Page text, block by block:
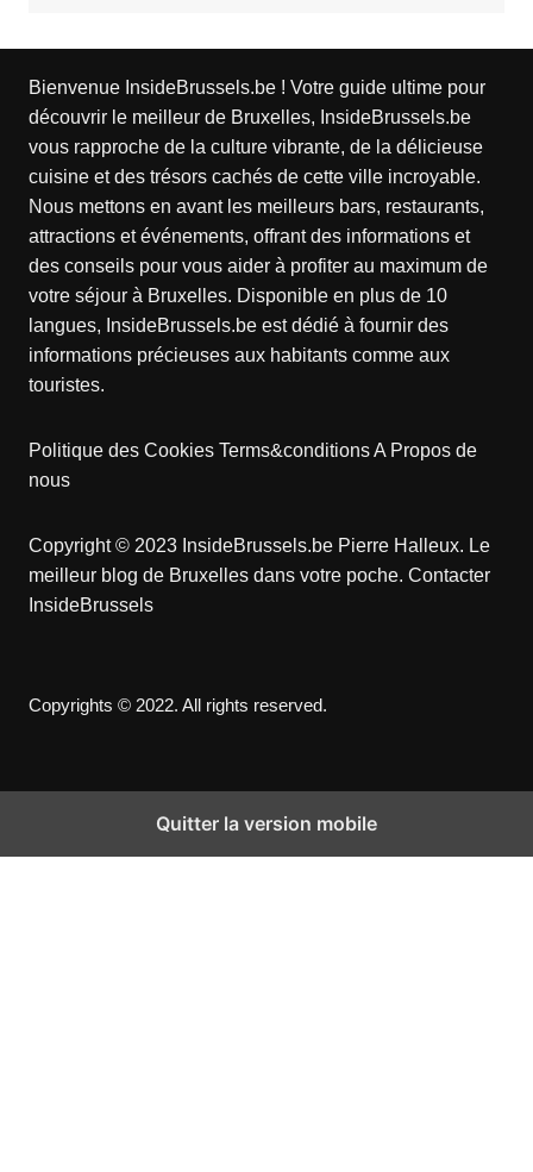
Bienvenue InsideBrussels.be ! Votre guide ultime pour
découvrir le meilleur de Bruxelles, InsideBrussels.be
vous rapproche de la culture vibrante, de la délicieuse
cuisine et des trésors cachés de cette ville incroyable.
Nous mettons en avant les meilleurs bars, restaurants,
attractions et événements, offrant des informations et
des conseils pour vous aider à profiter au maximum de
votre séjour à Bruxelles. Disponible en plus de 10
langues, InsideBrussels.be est dédié à fournir des
informations précieuses aux habitants comme aux
touristes.
Politique des Cookies Terms&conditionsA Propos de
nous
Copyright © 2023 InsideBrussels.be Pierre Halleux. Le
meilleur blog de Bruxelles dans votre poche. Contacter
InsideBrussels
Copyrights © 2022. All rights reserved.
Quitter la version mobile